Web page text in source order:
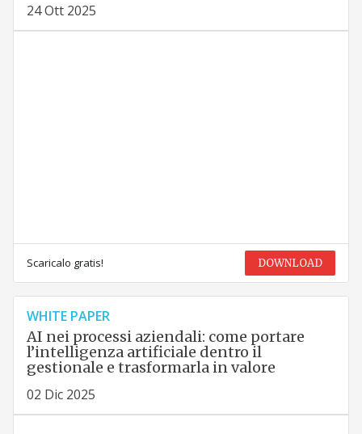
24 Ott 2025
Scaricalo gratis! DOWNLOAD
WHITE PAPER
AI nei processi aziendali: come portare
l’intelligenza artificiale dentro il
gestionale e trasformarla in valore
02 Dic 2025